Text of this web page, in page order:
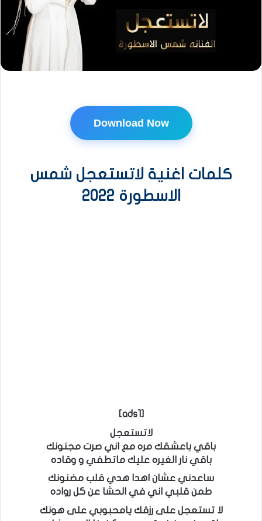
Download Now
كلمات اغنية لاتستعجل شمس
الاسطورة 2022
[ads1]
لاتستعجل
باقي باعشقك مره مع اني صرت مجنونك
باقي نار الغيره عليك ماتطفي و وقاده
ساعدني عشان اهدا هدي قلب مضنونك
طمن قلبي اني في الحشا عن كل رواده
لا تستعجل على رزقك يامحبوبي على هونك